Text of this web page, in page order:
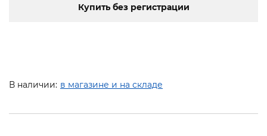
Купить без регистрации
В наличии: в магазине и на складе